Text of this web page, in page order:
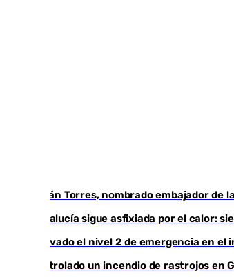
Ferrán Torres, nombrado embajador
Andalucía sigue asfixiada por el calor:
Activado el nivel 2 de emergencia en
Controlado un incendio de rastrojos en